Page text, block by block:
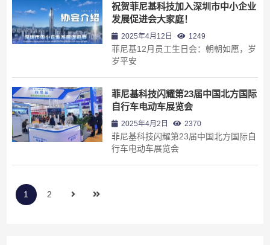
着对行业的深度理解，不服输的拼搏精
神与卓越的创新思维，我们一路砥砺前
行。 庆六周年活动现场 坚持自主研发
是我们...
祝贺菲尼基科技加入深圳市中小企业
发展促进会大家庭！
2025年4月12日 1249
菲尼基12月员工生日会：朝朝如愿，岁
岁平安
菲尼基科技闪耀第23届中国北方国际
自行车电动车展览会
2025年4月2日 2370
菲尼基科技闪耀第23届中国北方国际自
行车电动车展览会
1 2